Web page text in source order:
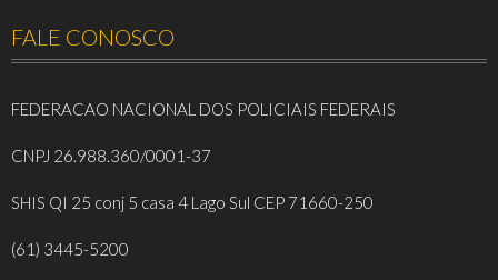
FALE CONOSCO
FEDERACAO NACIONAL DOS POLICIAIS FEDERAIS
CNPJ 26.988.360/0001-37
SHIS QI 25 conj 5 casa 4 Lago Sul CEP 71660-250
(61) 3445-5200